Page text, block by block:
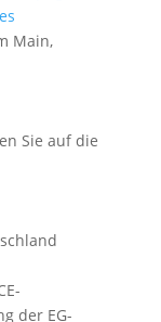
Main,
Sie auf die
der EG-